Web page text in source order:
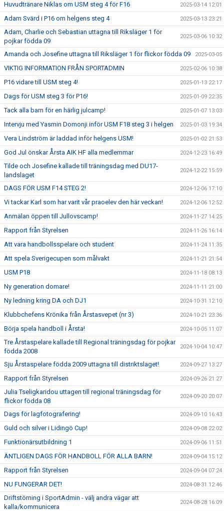
Huvudtränare Niklas om USM steg 4 för F16 2025-03-14 12:01
Adam Svärd i P16 om helgens steg 4 2025-03-13 23:21
Adam, Charlie och Sebastian uttagna till Riksläger 1 för
pojkar födda 09
2025-03-06 10:32
Amanda och Josefine uttagna till Riksläger 1 för flickor födda 09 2025-03-05
VIKTIG INFORMATION FRÅN SPORTADMIN 2025-02-06 10:38
P16 vidare till USM steg 4! 2025-01-13 22:17
Dags för USM steg 3 för P16! 2025-01-09 22:35
Tack alla barn för en härlig julcamp! 2025-01-07 13:03
Intervju med Yasmin Domonji inför USM F18 steg 3 i helgen 2025-01-03 19:34
Vera Lindström är laddad inför helgens USM! 2025-01-02 21:53
God Jul önskar Årsta AIK HF alla medlemmar 2024-12-23 16:49
Tilde och Josefine kallade till träningsdag med DU17-
landslaget
2024-12-22 15:59
DAGS FÖR USM F14 STEG 2! 2024-12-06 17:10
Vi tackar Karl som har varit vår praoelev den här veckan! 2024-12-06 12:52
Anmälan öppen till Jullovscamp! 2024-11-27 14:25
Rapport från Styrelsen 2024-11-26 16:14
Att vara handbollsspelare och student 2024-11-24 11:35
Att spela Sverigecupen som målvakt 2024-11-21 21:54
USM P18 2024-11-18 08:13
Ny generation domare! 2024-11-11 21:00
Ny ledning kring DA och DJ1 2024-10-31 12:10
Klubbchefens Krönika från Årstasvepet (nr 3) 2024-10-21 23:36
Börja spela handboll i Årsta! 2024-10-05 11:07
Tre Årstaspelare kallade till Regional träningsdag för pojkar
födda 2008
2024-10-04 10:47
Sju Årstaspelare födda 2009 uttagna till distriktslaget! 2024-09-27 13:27
Rapport från Styrelsen 2024-09-26 21:27
Julia Tseligkaridou uttagen till regional träningsdag för
flickor födda 08
2024-09-20 20:07
Dags för lagfotografering! 2024-09-10 16:43
Guld och silver i Lidingö Cup! 2024-09-08 22:02
Funktionärsutbildning 1 2024-09-06 11:51
ÄNTLIGEN DAGS FÖR HANDBOLL FÖR ALLA BARN! 2024-09-04 15:12
Rapport från Styrelsen 2024-09-04 07:24
NU FUNGERAR DET! 2024-08-31 12:46
Driftstörning i SportAdmin - välj andra vägar att
kalla/kommunicera
2024-08-28 16:09